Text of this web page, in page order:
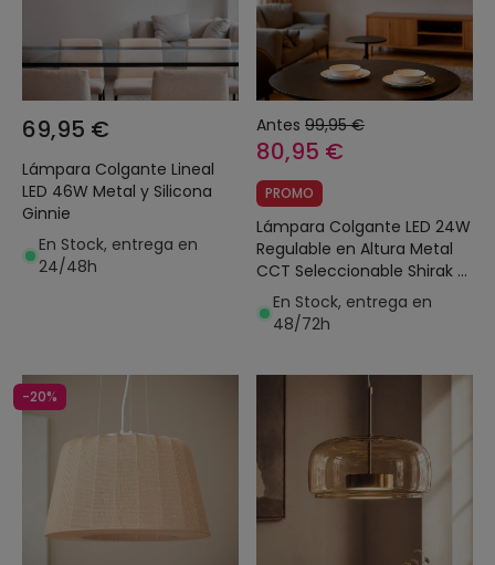
69,95 €
Lámpara Colgante Lineal
LED 46W Metal y Silicona
Ginnie
En Stock, entrega en
24/48h
Antes 99,95 €
80,95 €
PROMO
Lámpara Colgante LED 24W
Regulable en Altura Metal
CCT Seleccionable Shirak 3
Focos
En Stock, entrega en
48/72h
-20%